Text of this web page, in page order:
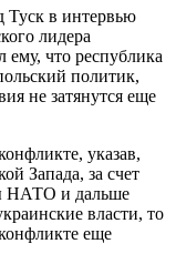
Туск в интервью
лидера
что республика
политик,
не затянутся еще
указав,
Запада, за счет
НАТО и дальше
власти, то
еще